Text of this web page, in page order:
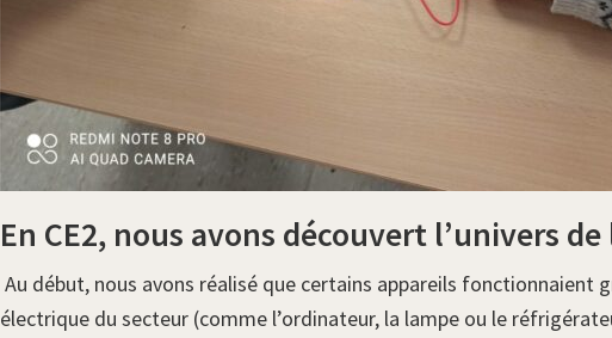
En CE2, nous avons découvert l’univers
Au début, nous avons réalisé que certains appareils fonctionnaient
électrique du secteur (comme l’ordinateur, la lampe ou le